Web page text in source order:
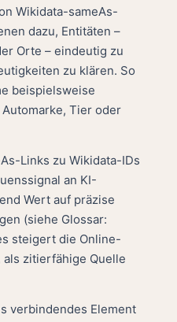
Wikidata-sameAs-
dazu, Entitäten –
Orte – eindeutig zu
zu klären. So
beispielsweise
Tier oder
Links zu Wikidata-IDs
an KI-
Wert auf präzise
(siehe Glossar:
steigert die Online-
zitierfähige Quelle
verbindendes Element